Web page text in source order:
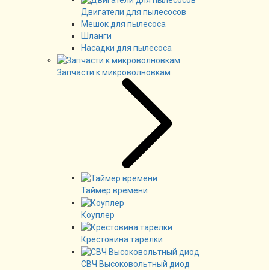
Двигатели для пылесосов
Мешок для пылесоса
Шланги
Насадки для пылесоса
Запчасти к микроволновкам
Таймер времени
Коуплер
Крестовина тарелки
СВЧ Высоковольтный диод